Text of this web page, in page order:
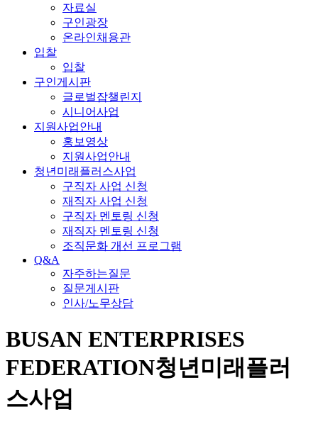
자료실
구인광장
온라인채용관
입찰
입찰
구인게시판
글로벌잡챌린지
시니어사업
지원사업안내
홍보영상
지원사업안내
청년미래플러스사업
구직자 사업 신청
재직자 사업 신청
구직자 멘토링 신청
재직자 멘토링 신청
조직문화 개선 프로그램
Q&A
자주하는질문
질문게시판
인사/노무상담
BUSAN ENTERPRISES
FEDERATION청년미래플러
스사업